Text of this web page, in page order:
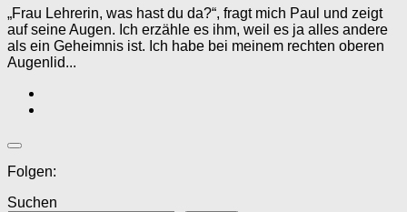
„Frau Lehrerin, was hast du da?“, fragt mich Paul und zeigt
auf seine Augen. Ich erzähle es ihm, weil es ja alles andere
als ein Geheimnis ist. Ich habe bei meinem rechten oberen
Augenlid...
Folgen:
Suchen